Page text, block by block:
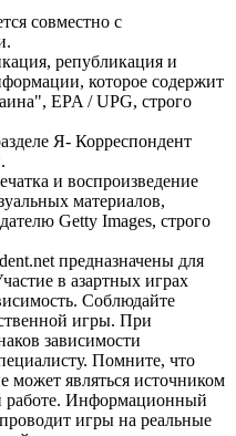
совместно с
републикация и
которое содержит
EPA / UPG, строго
Я- Корреспондент
и воспроизведение
материалов,
Getty Images, строго
предназначены для
в азартных играх
Соблюдайте
игры. При
зависимости
Помните, что
может являться источником
работе. Информационный
игры на реальные